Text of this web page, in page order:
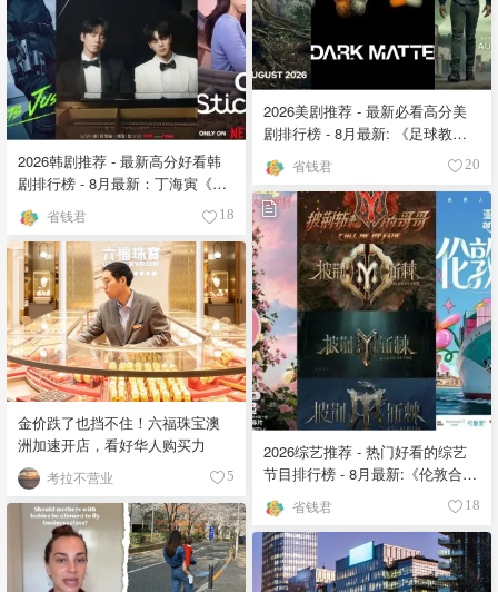
2026美剧推荐 - 最新必看高分美
剧排行榜 - 8月最新: 《​​足球教练
》第四季回归！
省钱君 20
2026韩剧推荐 - 最新高分好看韩
剧排行榜 - 8月最新：丁海寅《我
的荒糖恋爱 》上线❣️
省钱君 18
2026综艺推荐 - 热门好看的综艺
节目排行榜 - 8月最新:《​​伦敦合伙
人》回归啦
省钱君 18
金价跌了也挡不住！六福珠宝澳
洲加速开店，看好华人购买力
考拉不营业 5